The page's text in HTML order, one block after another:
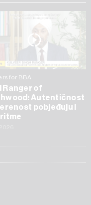
for BBA
Ranger of
Autentičnost
pobjeđuju i